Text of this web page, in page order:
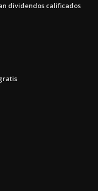
dividendos calificados